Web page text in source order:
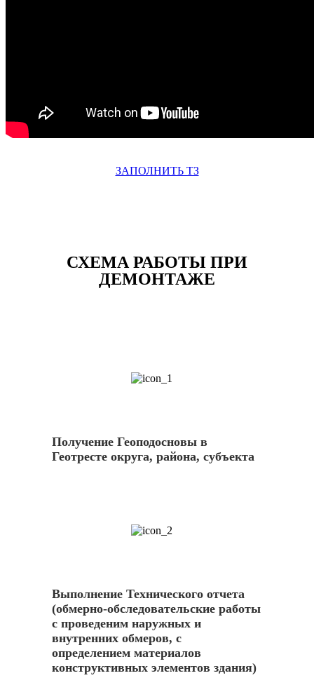
ЗАПОЛНИТЬ ТЗ
СХЕМА РАБОТЫ ПРИ
ДЕМОНТАЖЕ
Получение Геоподосновы в
Геотресте округа, района, субъекта
Выполнение Технического отчета
(обмерно-обследовательские работы
с проведеним наружных и
внутренних обмеров, с
определением материалов
конструктивных элементов здания)